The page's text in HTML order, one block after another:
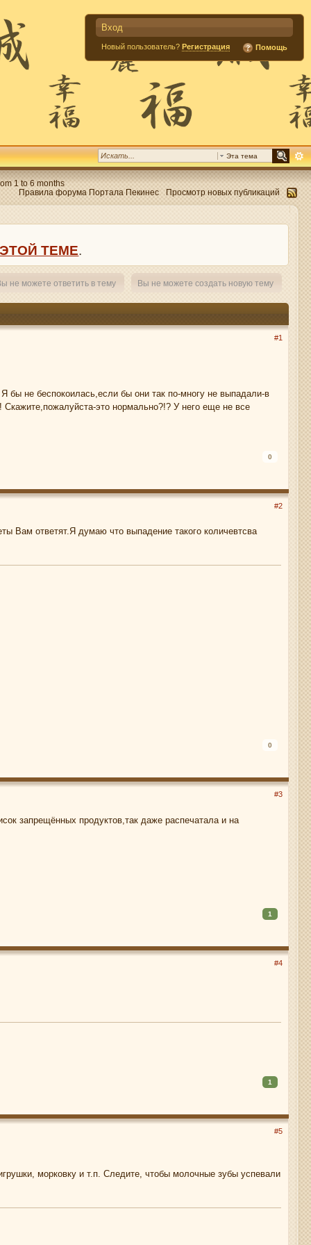
Вход
Новый пользователь? Регистрация Помощь
Эта тема
1 to 6 months
Правила форума Портала Пекинес
Просмотр новых публикаций
ЭТОЙ ТЕМЕ.
Вы не можете создать новую тему
не можете ответить в тему
#1
бы не беспокоилась,если бы они так по-многу не выпадали-в
это нормально?!? У него еще не все
0
#2
Вам ответят.Я думаю что выпадение такого количевтсва
0
#3
запрещённых продуктов,так даже распечатала и на
1
#4
1
#5
морковку и т.п. Следите, чтобы молочные зубы успевали